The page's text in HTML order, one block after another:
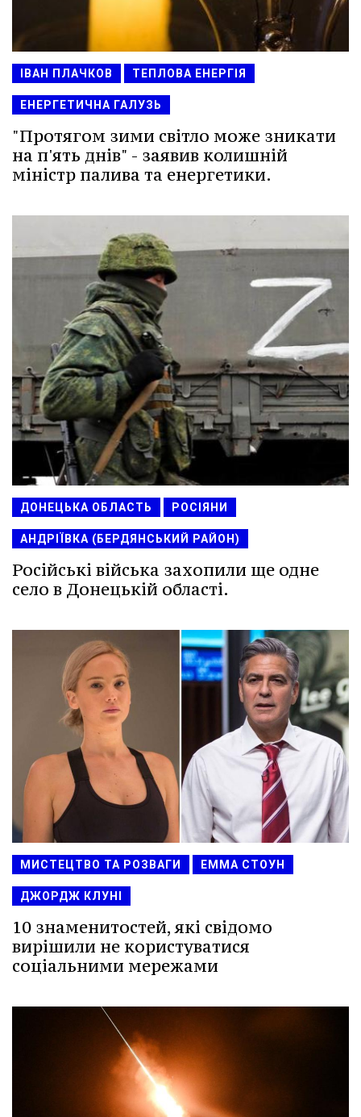
ІВАН ПЛАЧКОВ ТЕПЛОВА ЕНЕРГІЯ
ЕНЕРГЕТИЧНА ГАЛУЗЬ
"Протягом зими світло може зникати
на п'ять днів" - заявив колишній
міністр палива та енергетики.
ДОНЕЦЬКА ОБЛАСТЬ РОСІЯНИ
АНДРІЇВКА (БЕРДЯНСЬКИЙ РАЙОН)
Російські війська захопили ще одне
село в Донецькій області.
МИСТЕЦТВО ТА РОЗВАГИ ЕММА СТОУН
ДЖОРДЖ КЛУНІ
10 знаменитостей, які свідомо
вирішили не користуватися
соціальними мережами